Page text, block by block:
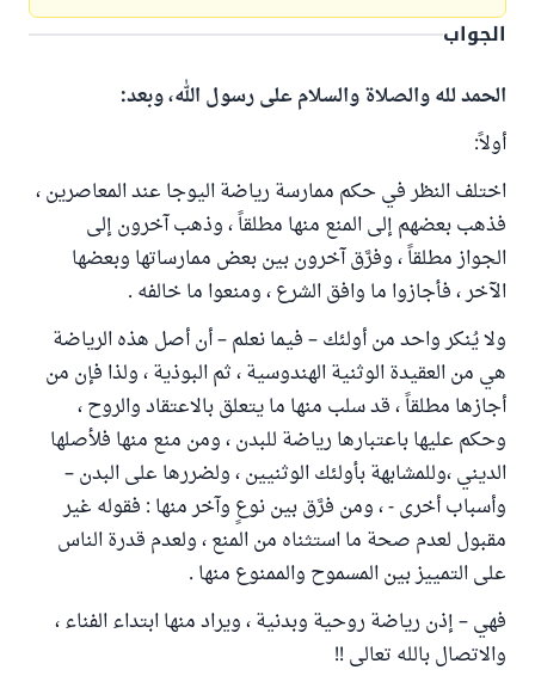
الجواب
الحمد لله والصلاة والسلام على رسول الله، وبعد:
أولاً:
اختلف النظر في حكم ممارسة رياضة اليوجا عند المعاصرين ،
فذهب بعضهم إلى المنع منها مطلقاً ، وذهب آخرون إلى
الجواز مطلقاً ، وفرَّق آخرون بين بعض ممارساتها وبعضها
الآخر ، فأجازوا ما وافق الشرع ، ومنعوا ما خالفه .
ولا يُنكر واحد من أولئك – فيما نعلم – أن أصل هذه الرياضة
هي من العقيدة الوثنية الهندوسية ، ثم البوذية ، ولذا فإن من
أجازها مطلقاً ، قد سلب منها ما يتعلق بالاعتقاد والروح ،
وحكم عليها باعتبارها رياضة للبدن ، ومن منع منها فلأصلها
الديني ،وللمشابهة بأولئك الوثنيين ، ولضررها على البدن –
وأسباب أخرى - ، ومن فرَّق بين نوعٍ وآخر منها : فقوله غير
مقبول لعدم صحة ما استثناه من المنع ، ولعدم قدرة الناس
على التمييز بين المسموح والممنوع منها .
فهي – إذن رياضة روحية وبدنية ، ويراد منها ابتداء الفناء ،
والاتصال بالله تعالى !!